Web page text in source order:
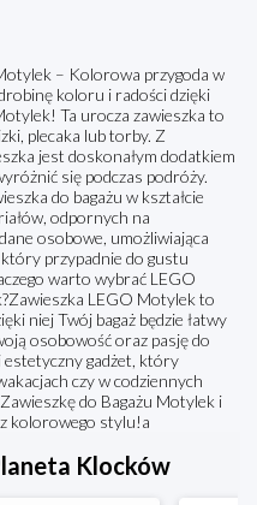
– Kolorowa przygoda w
koloru i radości dzięki
Ta urocza zawieszka to
plecaka lub torby. Z
jest doskonałym dodatkiem
się podczas podróży.
do bagażu w kształcie
odpornych na
osobowe, umożliwiająca
przypadnie do gustu
warto wybrać LEGO
LEGO Motylek to
niej Twój bagaż będzie łatwy
osobowość oraz pasję do
estetyczny gadżet, który
czy w codziennych
do Bagażu Motylek i
kolorowego stylu!a
Klocków